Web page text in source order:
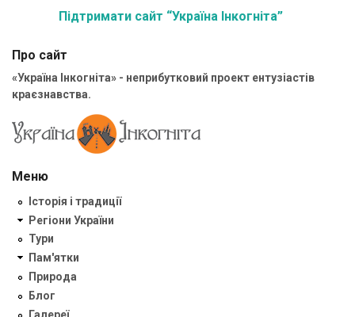
Підтримати сайт “Україна Інкогніта”
Про сайт
«Україна Інкогніта» - неприбутковий проект ентузіастів
краєзнавства.
Меню
Історія і традиції
Регіони України
Тури
Пам'ятки
Природа
Блог
Галереї